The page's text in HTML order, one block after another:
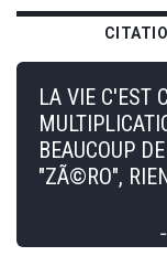
LA VIE C'EST
BEAUCOUP
"ZÃ©RO",